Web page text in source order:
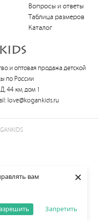
вам
Запретить
×
Вопросы и ответы
Таблица размеров
Каталог
и оптовая продажа детской
по России
44 км, дом 1
love@kogankids.ru